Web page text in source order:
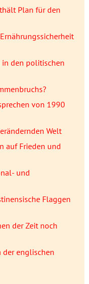
Plan für den
in den politischen
von 1990
Welt
auf Frieden und
und
Flaggen
der Zeit noch
der englischen